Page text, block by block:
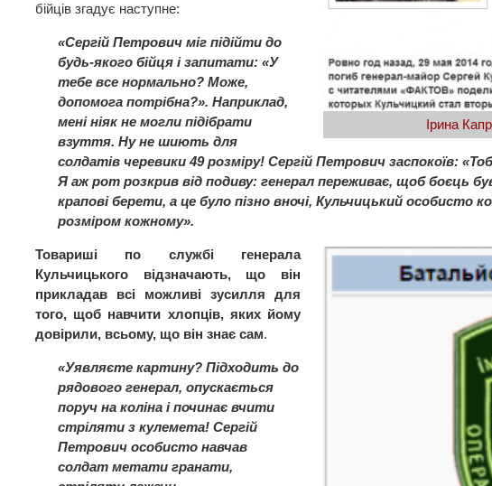
Ірина
бійців згадує наступне:
«Сергій Петрович міг підійти до
будь-якого бійця і запитати: «У
тебе все нормально? Може,
допомога потрібна?». Наприклад,
мені ніяк не могли підібрати
взуття. Ну не шиють для
солдатів черевики 49 розміру! Сергій Петрович заспокоїв:
Я аж рот розкрив від подиву: генерал переживає, щоб боєць
крапові берети, а це було пізно вночі, Кульчицький особисто
розміром кожному».
Товариші по службі генерала
Кульчицького відзначають, що він
прикладав всі можливі зусилля для
того, щоб навчити хлопців, яких йому
довірили, всьому, що він знає сам.
«Уявляєте картину? Підходить до
рядового генерал, опускається
поруч на коліна і починає вчити
стріляти з кулемета! Сергій
Петрович особисто навчав
солдат метати гранати,